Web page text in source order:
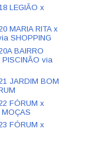
LEGIÃO x
MARIA RITA x
SHOPPING
BAIRRO
PISCINÃO via
JARDIM BOM
FÓRUM x
FÓRUM x